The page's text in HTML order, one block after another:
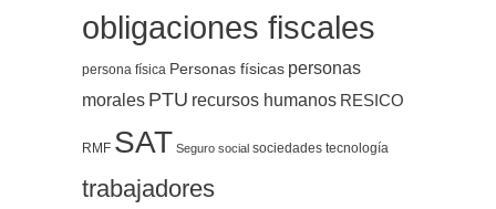
obligaciones fiscales
persona física Personas físicas personas
morales PTU recursos humanos RESICO
RMF SAT Seguro social sociedades tecnología
trabajadores